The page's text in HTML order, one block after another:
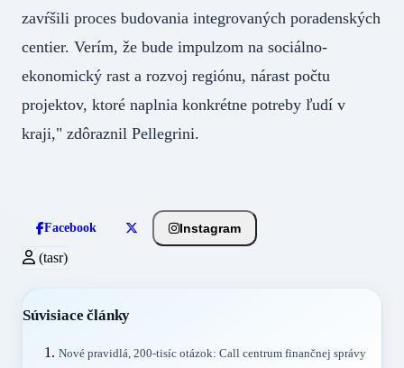
zavŕšili proces budovania integrovaných poradenských
centier. Verím, že bude impulzom na sociálno-
ekonomický rast a rozvoj regiónu, nárast počtu
projektov, ktoré naplnia konkrétne potreby ľudí v
kraji," zdôraznil Pellegrini.
Facebook Instagram
(tasr)
Súvisiace články
Nové pravidlá, 200-tisíc otázok: Call centrum finančnej správy